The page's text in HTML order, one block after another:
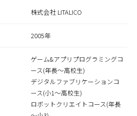
株式会社 LITALICO
2005年
ゲーム&アプリプログラミングコ
ース(年長～高校生)
デジタルファブリケーションコ
ース(小1～高校生)
ロボットクリエイトコース(年長